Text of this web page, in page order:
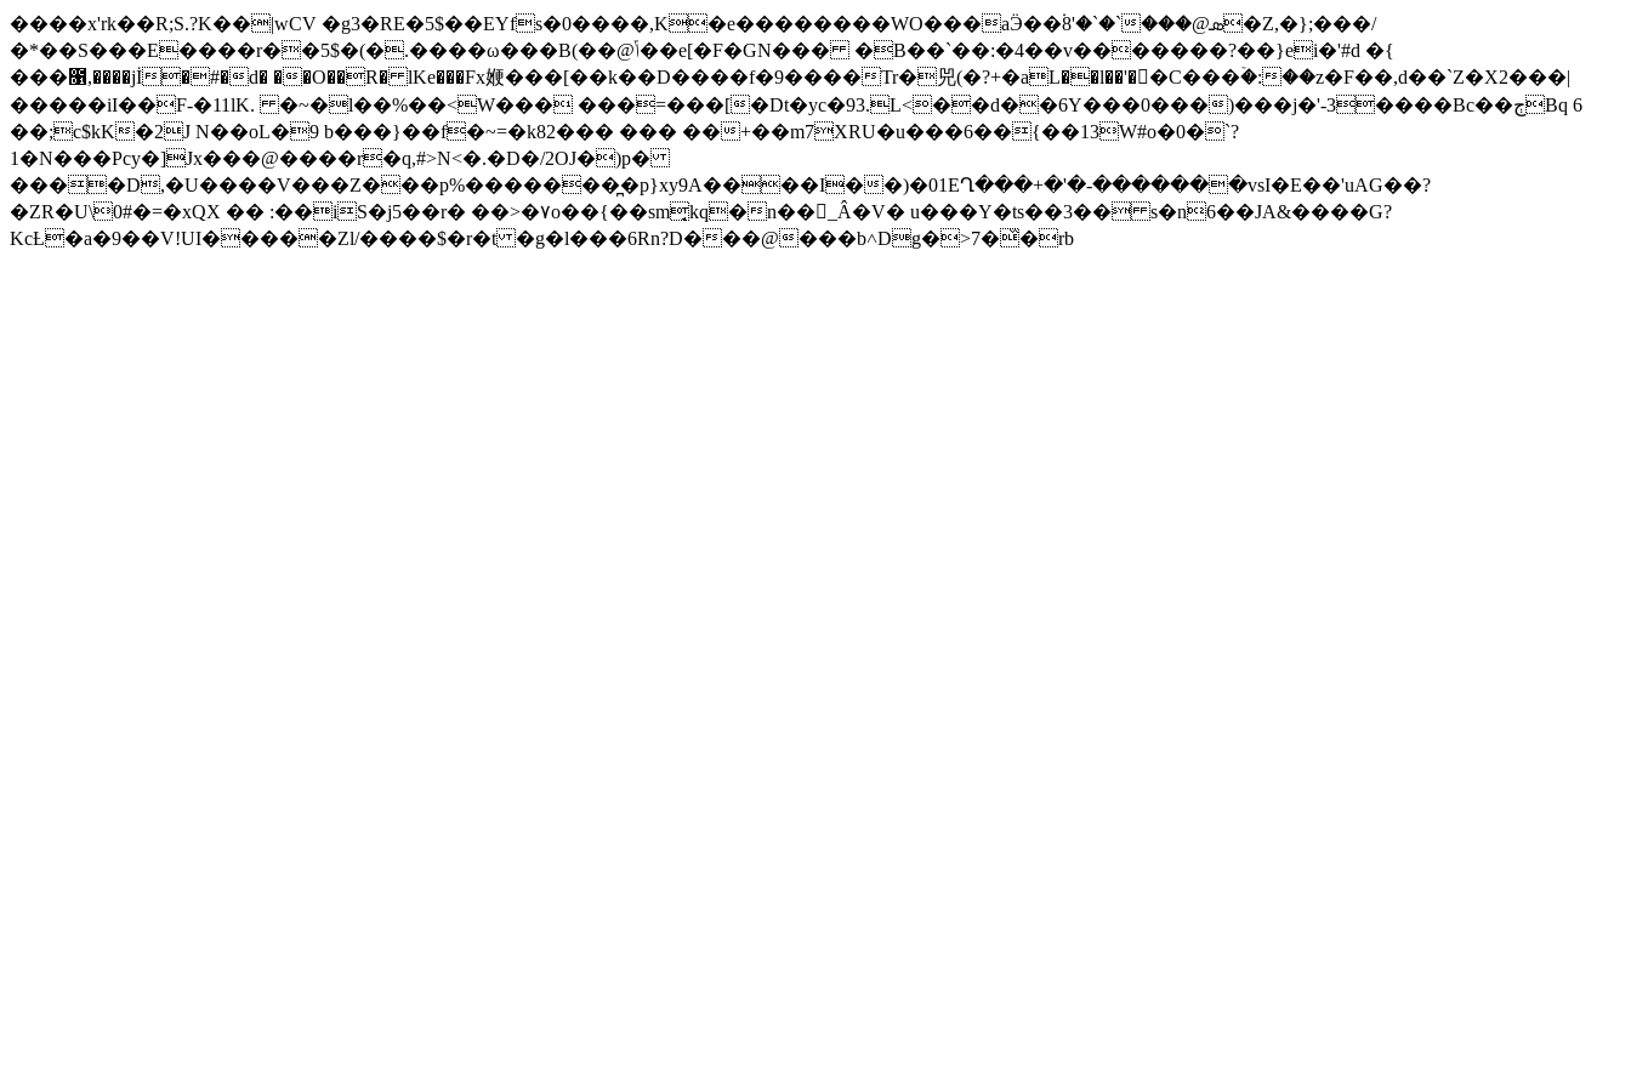
����x'rk��R;S.?K��|wCV �g3�RE�5$��EYfs�0����,K�e��������WO���aӬ��۬8'�`�`���@ܣ�Z,�};���/
�*��S���E����r��5$�(�.����ω���B(��@ݴ��e[�F�GN��� �B��`��:�4��v�������?��}ei�'#d �{
���೑,����jİ�#�d� ��O��R� lKe���Fx㛹���[��k��D����f�9����Tr�兕(�?+�aL��l��'��C���ۡ�:��z�F��,d��`Z�X2���|
�����iI��F-�11lK. �~�l��%��<W��� ���=���[�Dt�yc�93.L<��d��6Y���0���)���j�'-3����Bc��ڄBq 6
��;c$kK�2J N��oL�9 b���}��f�~=�k82��� ��� ��+��m7XRU�u���6��{��13W#o�0�`?
1�N���Pcy�]Jx���@����r�q,#>N<�.�D�/2OJ�)p�
����D,�U����V���Z���p%�������̪�p}xy9A����I��)�01EՂ���+�'�-�������vsI�E��'uAG��?
�ZR�U\0#�=�xQX �� :��iS�j5��r� ��>�۷o��{��sm̘kq�n��_Â�V� u���Y�ts��3�� s�n6��JA&����G?
KcȽ�a�9��V!UI�����Zl/����$�r�t �g�l���6Rn?D���@���b˄Dg�>7�᷈�rb